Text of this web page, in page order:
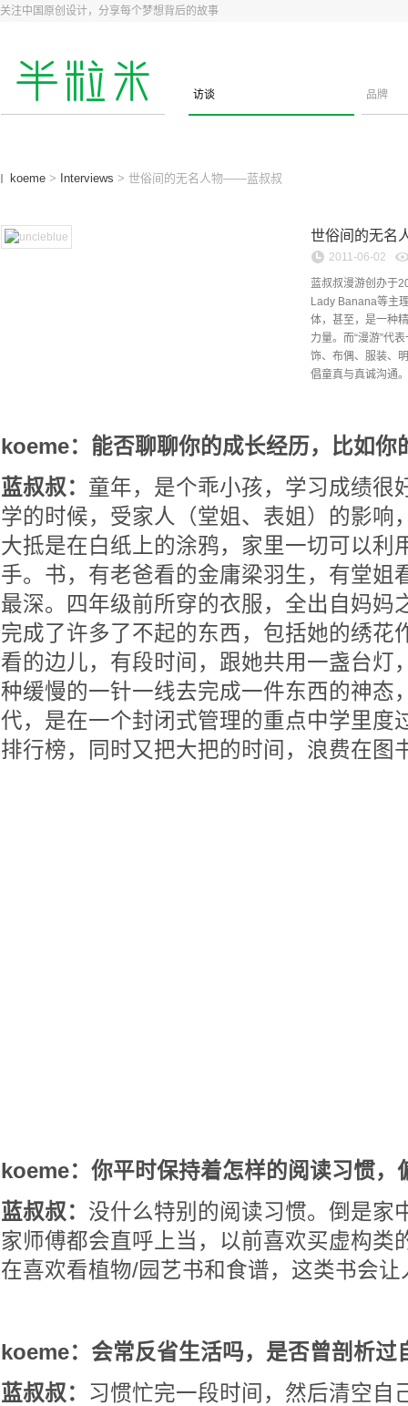
关注中国原创设计，分享每个梦想背后的故事
访谈 品牌
koeme > Interviews > 世俗间的无名人物——蓝叔叔
世俗间的无
2011-06-02
蓝叔叔漫游创办于
Lady Banana等主
体，甚至，是一种
力量。而“漫游”代
饰、布偶、服装、
倡童真与真诚沟通。
koeme：能否聊聊你的成长经历，比如你
蓝叔叔： 童年，是个乖小孩，学习成绩很
学的时候，受家人（堂姐、表姐）的影响
大抵是在白纸上的涂鸦，家里一切可以利
手。书，有老爸看的金庸梁羽生，有堂姐
最深。四年级前所穿的衣服，全出自妈妈
完成了许多了不起的东西，包括她的绣花
看的边儿，有段时间，跟她共用一盏台灯
种缓慢的一针一线去完成一件东西的神态
代，是在一个封闭式管理的重点中学里度
排行榜，同时又把大把的时间，浪费在图
koeme：你平时保持着怎样的阅读习惯，
蓝叔叔： 没什么特别的阅读习惯。倒是家
家师傅都会直呼上当，以前喜欢买虚构类
在喜欢看植物/园艺书和食谱，这类书会
koeme：会常反省生活吗，是否曾剖析过
蓝叔叔： 习惯忙完一段时间，然后清空自